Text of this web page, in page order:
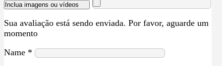
Inclua imagens ou vídeos
Sua avaliação está sendo enviada. Por favor, aguarde um
momento
Name *